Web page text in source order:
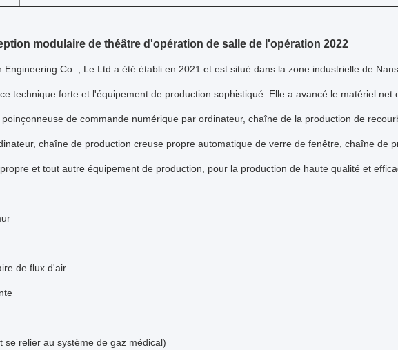
modulaire de théâtre d'opération de salle de l'opération 2022
Engineering Co. , Le Ltd a été établi en 2021 et est situé dans la zone industrielle de
technique forte et l'équipement de production sophistiqué. Elle a avancé le matériel net
de commande numérique par ordinateur, chaîne de la production de
chaîne de production creuse propre automatique de verre de fenêtre, chaîne de
et tout autre équipement de production, pour la production de haute qualité et
de flux d'air
se relier au système de gaz médical)